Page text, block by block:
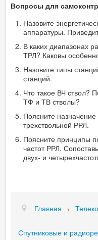
Вопросы для
Назовите
аппаратуры.
В каких диапазонах
ТРЛ? Каковы
Назовите типы
станций.
Что такое ВЧ ствол?
ТФ и ТВ стволы?
Поясните
трехствольной РРЛ.
Поясните принципы
частот РРЛ.
двух- и
Главная
Спутниковые и